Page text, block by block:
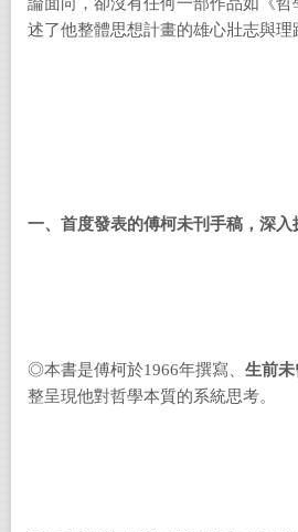
述了他整體思想計畫的雄心壯志與理
一、首度發表的傅柯未刊手稿，深入
◎本書是傅柯於1966年撰寫、 生前未
整呈現他對哲學本質的系統思考。